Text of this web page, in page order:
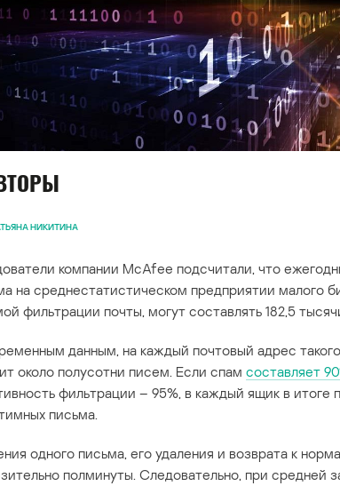
НИКИТИНА
компании McAfee подсчитали, что
на среднестатистическом предприятии малого
фильтрации почты, могут составлять 182,5
данным, на каждый почтовый адрес
около полусотни писем. Если спам составляет
фильтрации – 95%, в каждый ящик в итоге
письма.
одного письма, его удаления и возврата к
полминуты. Следовательно, при средней